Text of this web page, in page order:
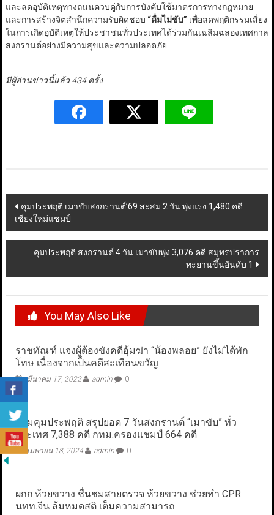
และลดอุบัติเหตุทางถนนควบคู่กับการบังคับใช้มาตรการทางกฎหมาย
และการสร้างจิตสำนึกความรับผิดชอบ “ดื่มไม่ขับ” เพื่อลดพฤติกรรมเสี่ยง
ในการเกิดอุบัติเหตุให้ประชาชนทั่วประเทศได้ร่วมกันเฉลิมฉลองเทศกาล
สงกรานต์อย่างมีความสุขและความปลอดภัย
มีผู้อ่านข่าวนี้แล้ว 434 ครั้ง
Post
navigation
คุมประพฤติ เมาขับสงกรานต์’69 สะสม 2 วัน พุ่งแรง 1,480 คดี
เชียงใหม่แชมป์
คุมประพฤติ สงกรานต์ 4 วัน เมาขับพุ่ง 3,076 คดี สมุทรปราการ
ทะยานขึ้นอันดับ 1
You May Also Like
ราชทัณฑ์ แจงผู้ต้องขังคดีอุ้มฆ่า “น้องพลอย” ยังไม่ได้พัก
โทษ เนื่องจากเป็นคดีสะเทือนขวัญ
มีนาคม 17, 2022 admin 0
กรมคุมประพฤติ สรุปยอด 7 วันสงกรานต์ “เมาขับ” ทั่ว
ประเทศ 7,388 คดี กทม.ครองแชมป์ 664 คดี
เมษายน 18, 2024 admin 0
ผกก.ห้วยขวาง ชื่นชมสายตรวจ ห้วยขวาง ช่วยทำ CPR
นทท.จีน ล้มหมดสติ เต็มความสามารถ